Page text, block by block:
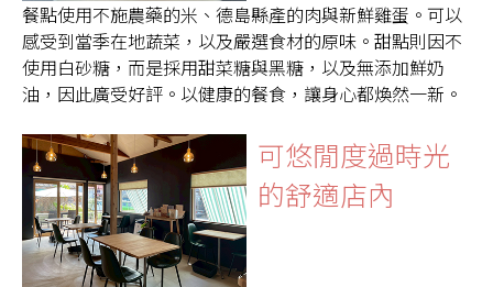
餐點使用不施農藥的米、德島縣產的肉與新鮮雞蛋。可以
感受到當季在地蔬菜，以及嚴選食材的原味。甜點則因不
使用白砂糖，而是採用甜菜糖與黑糖，以及無添加鮮奶
油，因此廣受好評。以健康的餐食，讓身心都煥然一新。
可悠閒度過時光
的舒適店內